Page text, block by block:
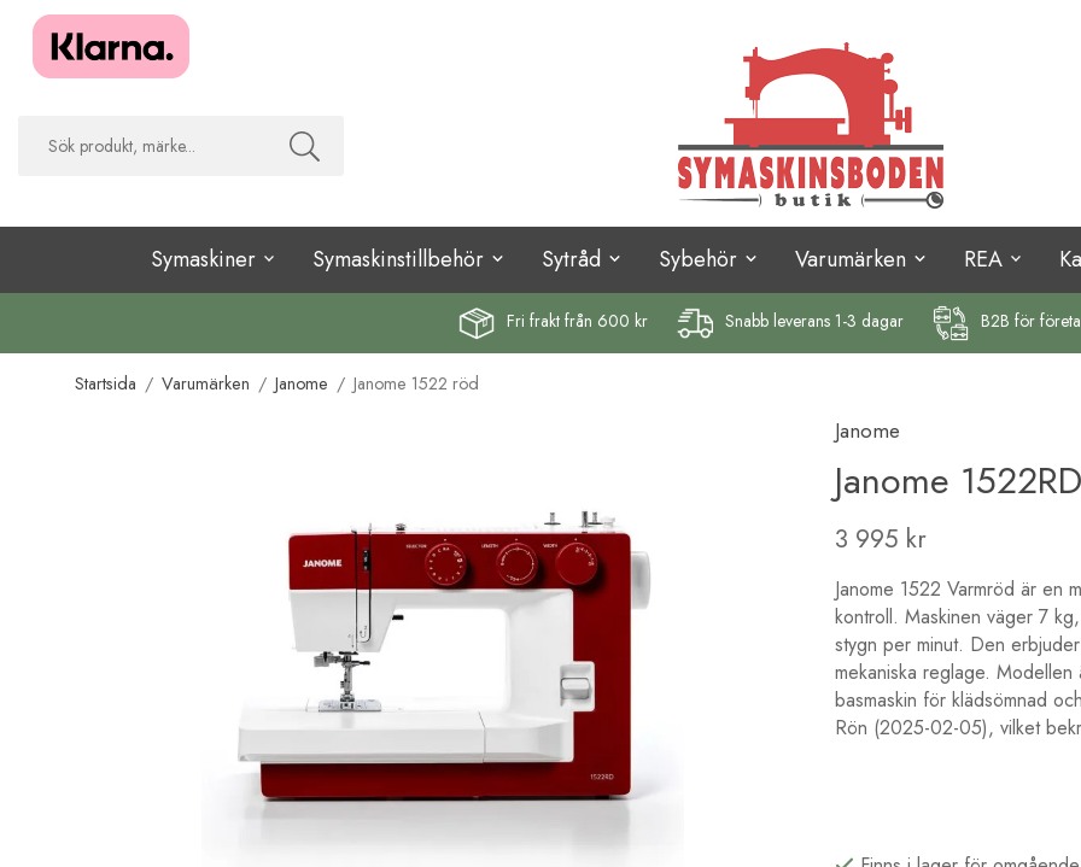
Symaskiner Symaskinstillbehör Sytråd Sybehör Varumärken REA
Fri fraktfrån 600 kr Snabb leverans 1-3 dagar B2B för
Startsida / Varumärken / Janome / Janome 1522 röd
Janome
Janome 1522RD
3 995 kr
Janome 1522 Varmröd är en
kontroll. Maskinen väger 7
stygn per minut. Den
mekaniska reglage.
basmaskin för klädsömnad
Rön (2025-02-05), vilket